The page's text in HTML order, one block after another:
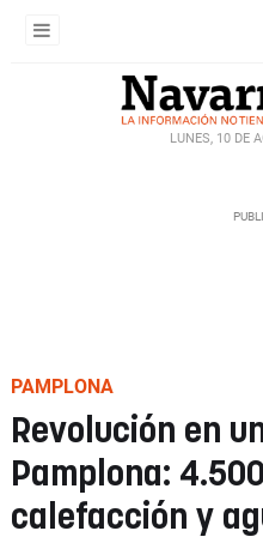
LUNES, 10 DE
PAMPLONA
Revolución en
Pamplona:
calefacción y